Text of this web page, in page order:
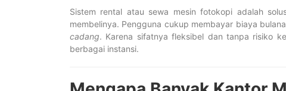
Sistem rental atau sewa mesin fotokopi adalah
membelinya. Pengguna cukup membayar biaya
cadang. Karena sifatnya fleksibel dan tanpa risiko
berbagai instansi.